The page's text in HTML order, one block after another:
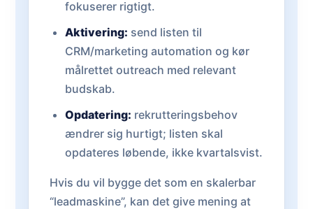
fokuserer rigtigt.
Aktivering: send listen til
CRM/marketing automation og kør
målrettet outreach med relevant
budskab.
Opdatering: rekrutteringsbehov
ændrer sig hurtigt; listen skal
opdateres løbende, ikke kvartalsvist.
Hvis du vil bygge det som en skalerbar
“leadmaskine”, kan det give mening at